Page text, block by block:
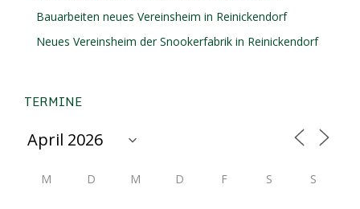
Bauarbeiten neues Vereinsheim in Reinickendorf
Neues Vereinsheim der Snookerfabrik in Reinickendorf
TERMINE
M D M D F S S